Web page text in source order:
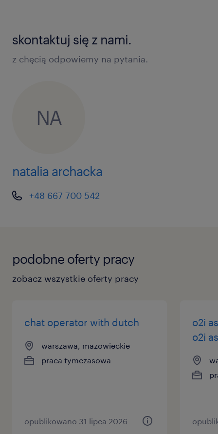
skontaktuj się z nami.
z chęcią odpowiemy na pytania.
NA
natalia archacka
+48 667 700 542
podobne oferty pracy
zobacz wszystkie oferty pracy
chat operator with dutch
warszawa, mazowieckie
praca tymczasowa
opublikowano 31 lipca 2026
o2i
o2i